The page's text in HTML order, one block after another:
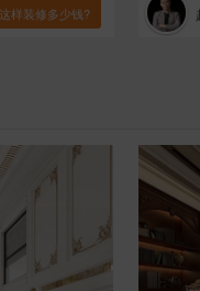
这样装修多少钱?